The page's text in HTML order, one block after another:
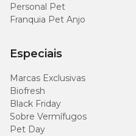
Personal Pet
Franquia Pet Anjo
Especiais
Marcas Exclusivas
Biofresh
Black Friday
Sobre Vermífugos
Pet Day